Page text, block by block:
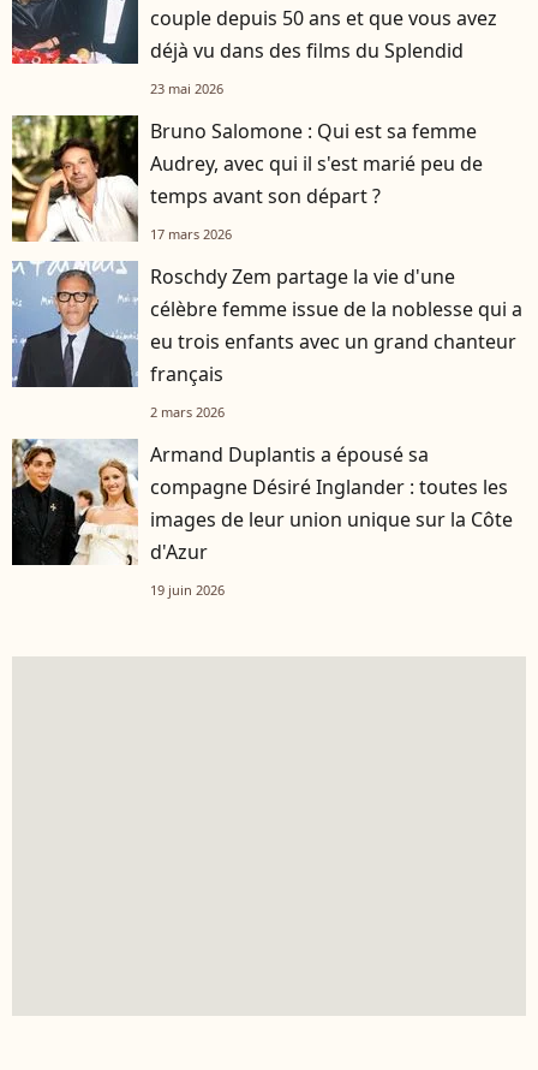
couple depuis 50 ans et que vous avez
déjà vu dans des films du Splendid
23 mai 2026
Bruno Salomone : Qui est sa femme
Audrey, avec qui il s'est marié peu de
temps avant son départ ?
17 mars 2026
Roschdy Zem partage la vie d'une
célèbre femme issue de la noblesse qui a
eu trois enfants avec un grand chanteur
français
2 mars 2026
Armand Duplantis a épousé sa
compagne Désiré Inglander : toutes les
images de leur union unique sur la Côte
d'Azur
19 juin 2026